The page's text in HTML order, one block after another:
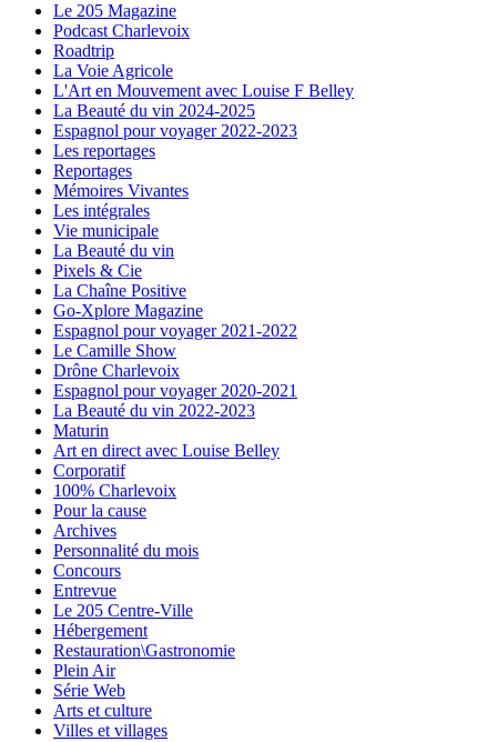
Le 205 Magazine
Podcast Charlevoix
Roadtrip
La Voie Agricole
L'Art en Mouvement avec Louise F Belley
La Beauté du vin 2024-2025
Espagnol pour voyager 2022-2023
Les reportages
Reportages
Mémoires Vivantes
Les intégrales
Vie municipale
La Beauté du vin
Pixels & Cie
La Chaîne Positive
Go-Xplore Magazine
Espagnol pour voyager 2021-2022
Le Camille Show
Drône Charlevoix
Espagnol pour voyager 2020-2021
La Beauté du vin 2022-2023
Maturin
Art en direct avec Louise Belley
Corporatif
100% Charlevoix
Pour la cause
Archives
Personnalité du mois
Concours
Entrevue
Le 205 Centre-Ville
Hébergement
Restauration\Gastronomie
Plein Air
Série Web
Arts et culture
Villes et villages